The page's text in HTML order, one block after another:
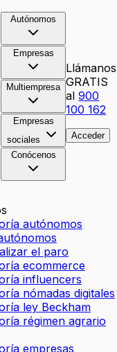
Autónomos
Empresas
Multiempresa
Empresas
sociales
Conócenos
Llámanos
GRATIS
al900
100 162
Acceder
autónomos
el paro
ecommerce
influencers
nómadas digitales
ley Beckham
régimen agrario
empresas